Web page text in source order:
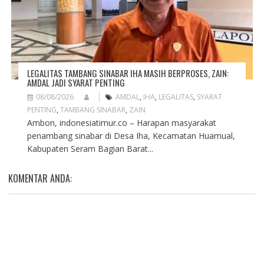
LEGALITAS TAMBANG SINABAR IHA MASIH BERPROSES, ZAIN:
AMDAL JADI SYARAT PENTING
08/08/2026 AMDAL, IHA, LEGALITAS, SYARAT
PENTING, TAMBANG SINABAR, ZAIN
Ambon, indonesiatimur.co – Harapan masyarakat
penambang sinabar di Desa Iha, Kecamatan Huamual,
Kabupaten Seram Bagian Barat...
KOMENTAR ANDA: